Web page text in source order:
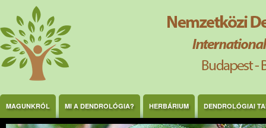
Ugrás a tartalomra
MAGUNKRÓL MI A DENDROLÓGIA? HERBÁRIUM DENDROLÓGIAI